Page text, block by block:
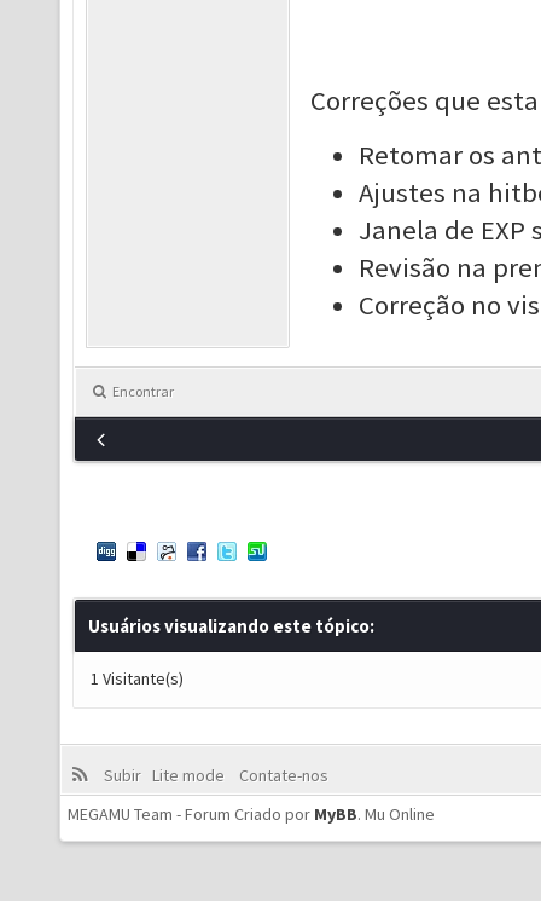
Correções que
Retomar os
Ajustes na
Janela de EXP
Revisão na
Correção no
Encontrar
Usuários visualizando este tópico:
1 Visitante(s)
Subir Lite mode
Contate-nos
MEGAMU Team - Forum Criado por MyBB. Mu Online